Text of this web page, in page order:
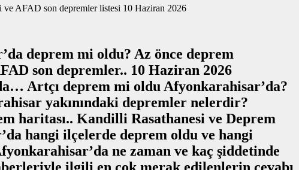
deprem mi oldu? Az önce deprem
son depremler.. 10 Haziran 2026
Artçı deprem mi oldu Afyonkarahisar’da?
yakınındaki depremler nelerdir?
haritası.. Kandilli Rasathanesi ve Deprem
hangi ilçelerde deprem oldu ve hangi
ne zaman ve kaç şiddetinde
ilgili en çok merak edilenlerin cevabı